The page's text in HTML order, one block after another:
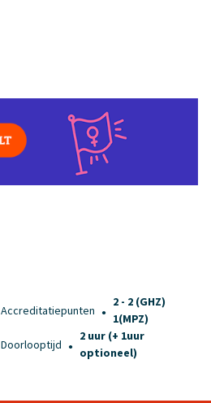
Accreditatiepunten ●
2 - 2 (GHZ)
1(MPZ)
Doorlooptijd
●
2 uur (+ 1uur
optioneel)